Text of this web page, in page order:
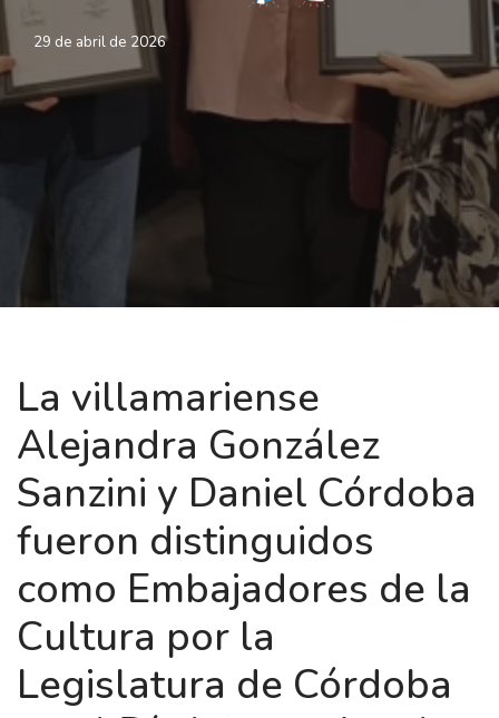
29 de abril de 2026
La villamariense
Alejandra González
Sanzini y Daniel Córdoba
fueron distinguidos
como Embajadores de la
Cultura por la
Legislatura de Córdoba